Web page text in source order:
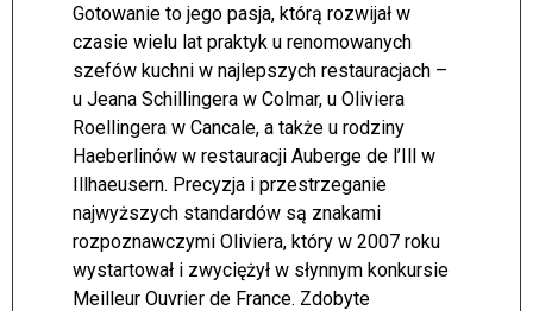
Gotowanie to jego pasja, którą rozwijał w
czasie wielu lat praktyk u renomowanych
szefów kuchni w najlepszych restauracjach –
u Jeana Schillingera w Colmar, u Oliviera
Roellingera w Cancale, a także u rodziny
Haeberlinów w restauracji Auberge de l’Ill w
Illhaeusern. Precyzja i przestrzeganie
najwyższych standardów są znakami
rozpoznawczymi Oliviera, który w 2007 roku
wystartował i zwyciężył w słynnym konkursie
Meilleur Ouvrier de France. Zdobyte